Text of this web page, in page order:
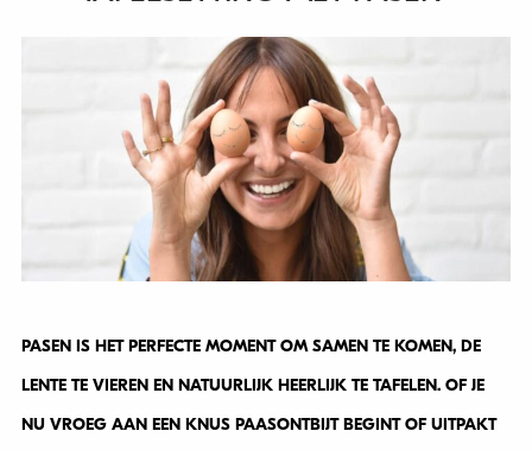
PASEN IS HET PERFECTE MOMENT OM SAMEN TE KOMEN, DE
LENTE TE VIEREN EN NATUURLIJK HEERLIJK TE TAFELEN. OF JE
NU VROEG AAN EEN KNUS PAASONTBIJT BEGINT OF UITPAKT